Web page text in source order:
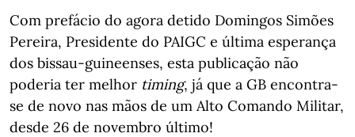
Com prefácio do agora detido Domingos Simões
Pereira, Presidente do PAIGC e última esperança
dos bissau-guineenses, esta publicação não
poderia ter melhor timing, já que a GB encontra-
se de novo nas mãos de um Alto Comando Militar,
desde 26 de novembro último!